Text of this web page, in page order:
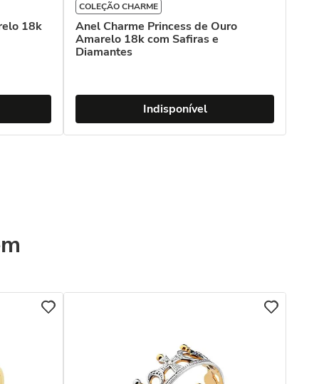
18k
COLEÇÃO CHARME
Anel Charme Princess de Ouro
Amarelo 18k com Safiras e
Diamantes
Indisponível